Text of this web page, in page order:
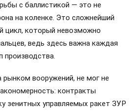
с баллистикой — это не
на коленке. Это сложнейший
цикл, который невозможно
ведь здесь важна каждая
производства.
вооружений, не мог не
контракты
зенитных управляемых ракет ЗУР